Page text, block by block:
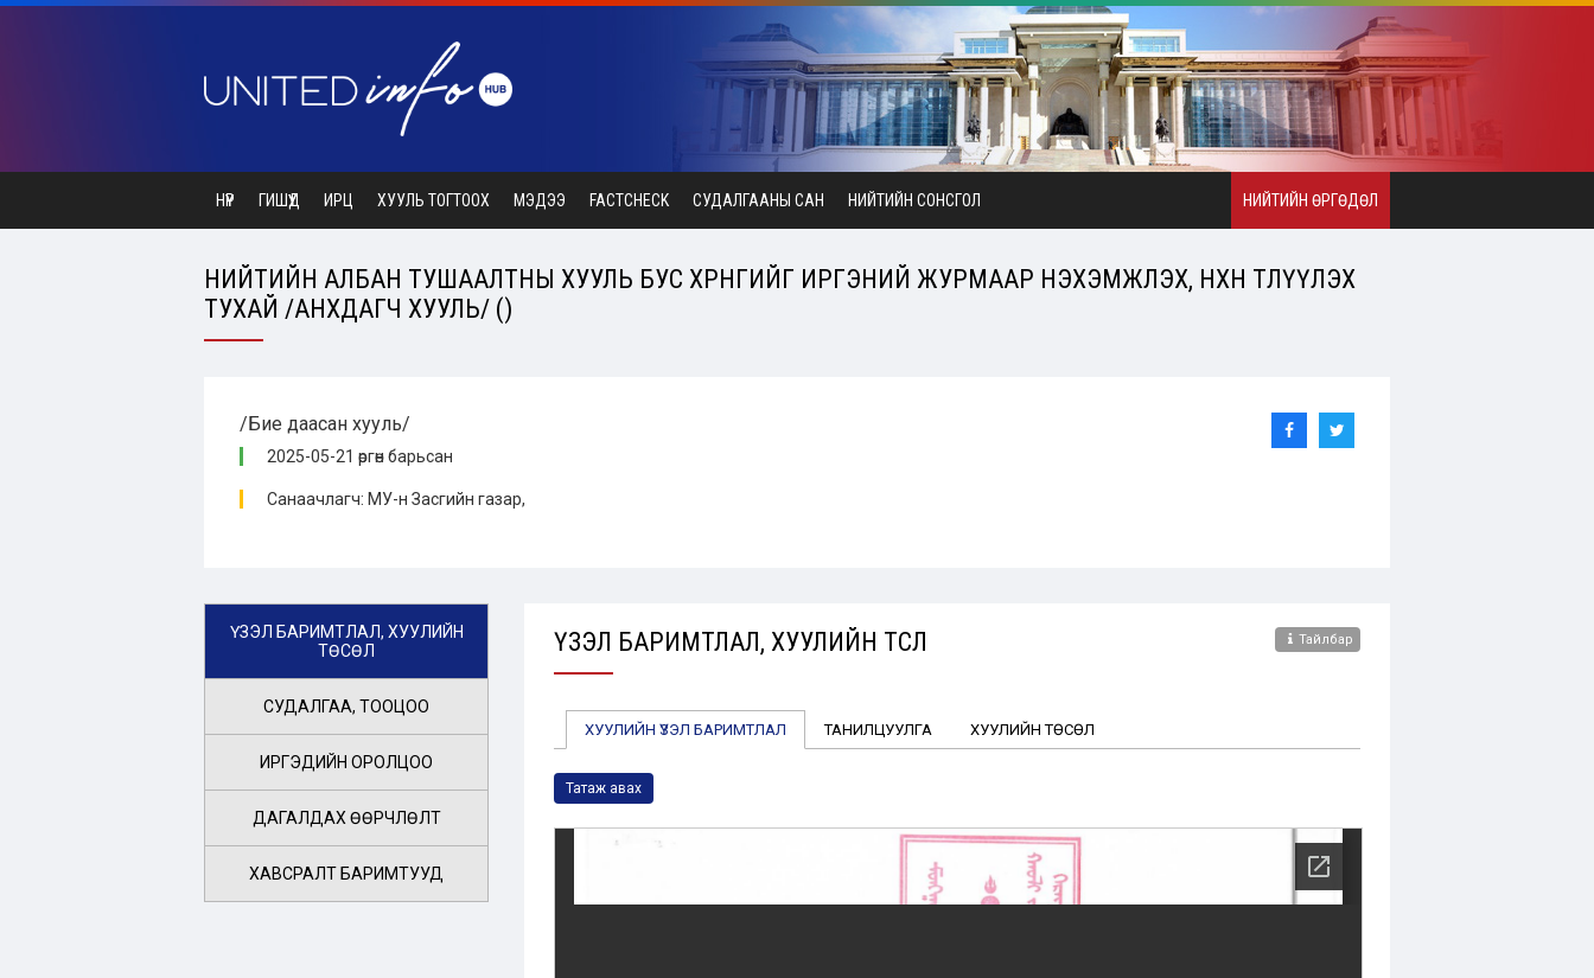
НҮҮР ГИШҮҮД ИРЦ ХУУЛЬ ТОГТООХ МЭДЭЭ FACTCHECK СУДАЛГААНЫ САН НИЙТИЙН СОНСГОЛ НИЙТИЙН ӨРГӨДӨЛ
НИЙТИЙН АЛБАН ТУШААЛТНЫ ХУУЛЬ БУС ХӨРӨНГИЙГ ИРГЭНИЙ ЖУРМААР НЭХЭМЖЛЭХ, НӨХӨН ТӨЛҮҮЛЭХ
ТУХАЙ /АНХДАГЧ ХУУЛЬ/ ()
/Бие даасан хууль/
2025-05-21 өргөн барьсан
Санаачлагч: МУ-н Засгийн газар,
ҮЗЭЛ БАРИМТЛАЛ, ХУУЛИЙН
ТӨСӨЛ
СУДАЛГАА, ТООЦОО
ИРГЭДИЙН ОРОЛЦОО
ДАГАЛДАХ ӨӨРЧЛӨЛТ
ХАВСРАЛТ БАРИМТУУД
ҮЗЭЛ БАРИМТЛАЛ, ХУУЛИЙН ТӨСӨЛ Тайлбар
ХУУЛИЙН ҮЗЭЛ БАРИМТЛАЛ ТАНИЛЦУУЛГА ХУУЛИЙН ТӨСӨЛ
Татаж авах